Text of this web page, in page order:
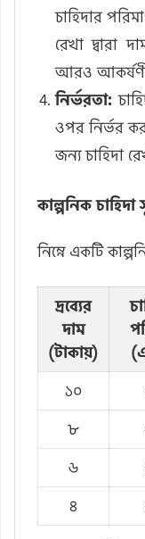
চাহিদার
রেখা দ্বারা
আরও
নির্ভরতা:
ওপর নির্ভর
জন্য চাহিদা
কাল্পনিক
নিম্নে একটি
দ্রব্যের
দাম
(টাকায়)
১০
৮
৬
৪